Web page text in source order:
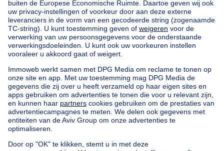
Home
Agentschappen
Agentschappen in Assebroek
Comfortimmo
Onze huizen buiten BelgiëHuis te koop Frankrijk
Huis te koop Spanje
Huis te koop Italië
Huis te koop Luxemburg
Huis te koop Nederland
Goedkoop vastgoedGoedkoop huis te koop
Goedkope appartementen te huur
Onze huurwoningen met slaapkamers
Appartement te koop met 3 slaapkamers Oostende
Huis te koop met 3 slaapkamers Stene
Huis te koop met 3 slaapkamers Deurne